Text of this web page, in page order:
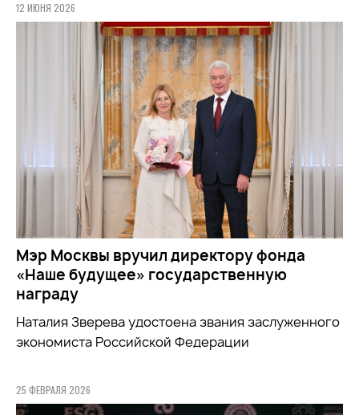
12 ИЮНЯ 2026
Мэр Москвы вручил директору фонда
«Наше будущее» государственную
награду
Наталия Зверева удостоена звания заслуженного
экономиста Российской Федерации
25 ФЕВРАЛЯ 2026